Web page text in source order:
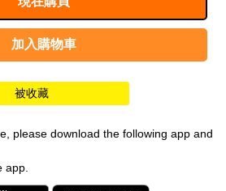
被收藏
please download the following app and
app.